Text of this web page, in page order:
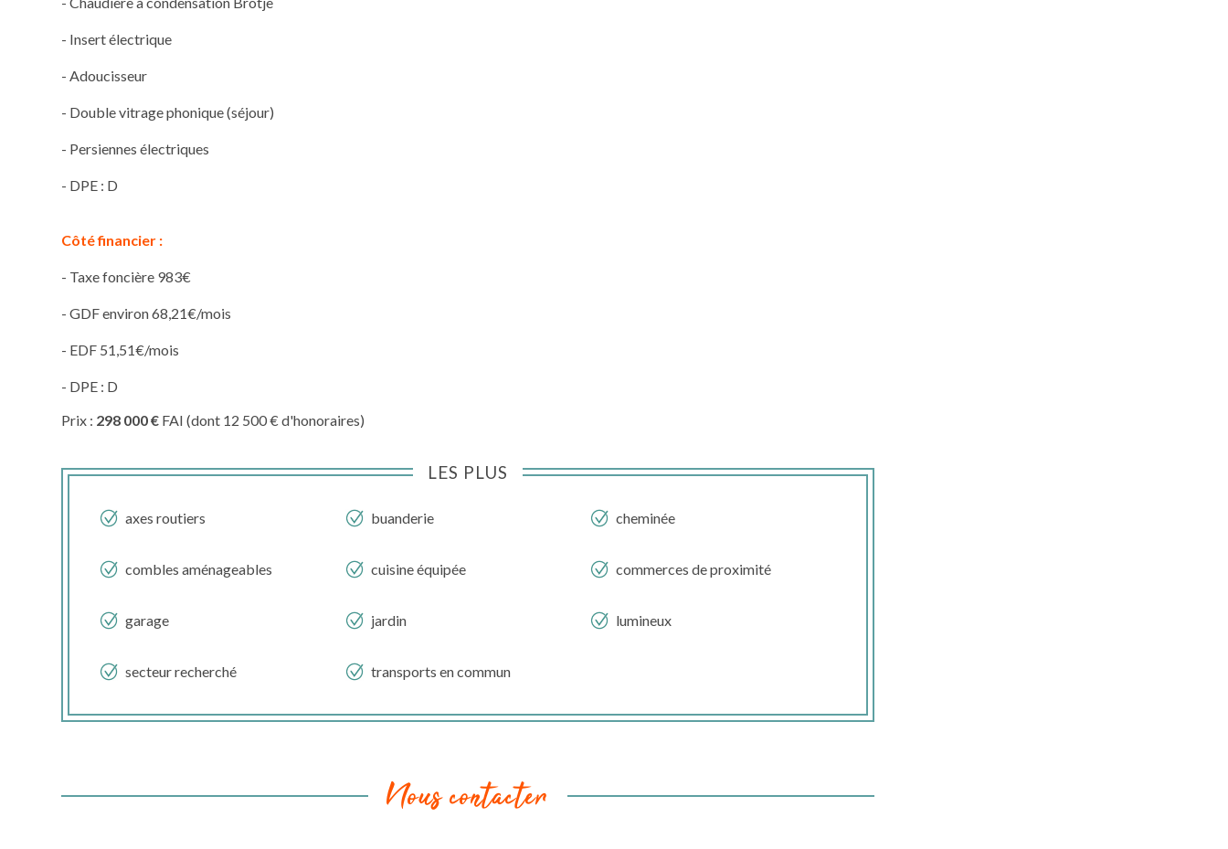
- Insert électrique
- Adoucisseur
- Double vitrage phonique(séjour)
- Persiennes électriques
- DPE : D
Côté financier :
- Taxe foncière 983€
- GDF environ68,21€/mois
- EDF 51,51€/mois
- DPE : D
Prix : 298 000 € FAI (dont 12 500 € d'honoraires)
LES PLUS
axes routiers buanderie cheminée
combles aménageables cuisine équipée commerces de proximité
garage jardin lumineux
secteur recherché transports en commun
Nous contacter